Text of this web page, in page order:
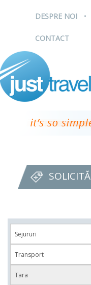
DESPRE NOI .
CONTACT
SOLICITĂ